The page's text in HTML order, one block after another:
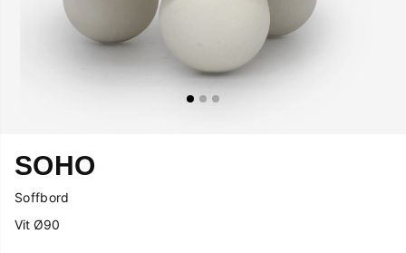
SOHO
Soffbord
Vit Ø90